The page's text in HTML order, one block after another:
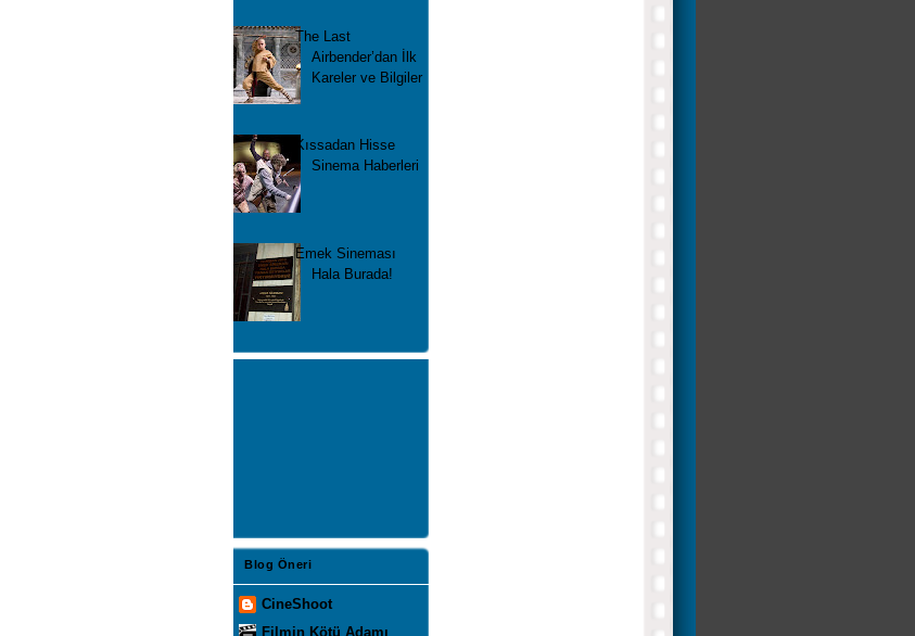
The Last
Airbender’dan İlk
Kareler ve Bilgiler
Kıssadan Hisse
Sinema Haberleri
Emek Sineması
Hala Burada!
Blog Öneri
CineShoot
Filmin Kötü Adamı